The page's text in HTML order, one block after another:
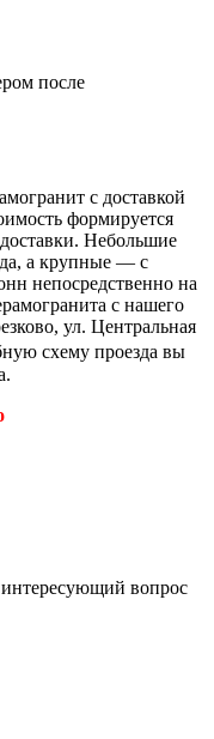
после
с доставкой
формируется
Небольшие
а крупные — с
непосредственно на
с нашего
ул. Центральная
схему проезда вы
вопрос